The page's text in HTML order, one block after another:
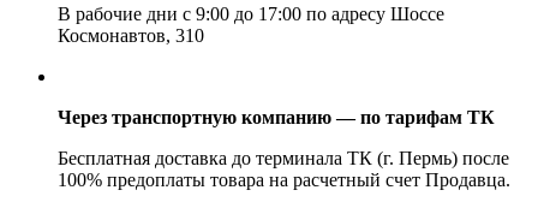
В рабочие дни с 9:00 до 17:00 по адресу Шоссе
Космонавтов, 310
Через транспортную компанию — по тарифам ТК
Бесплатная доставка до терминала ТК (г. Пермь) после
100% предоплаты товара на расчетный счет Продавца.